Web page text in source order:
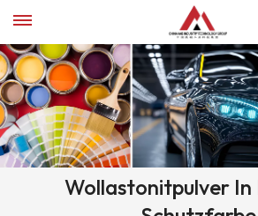
Wollastonitpulver